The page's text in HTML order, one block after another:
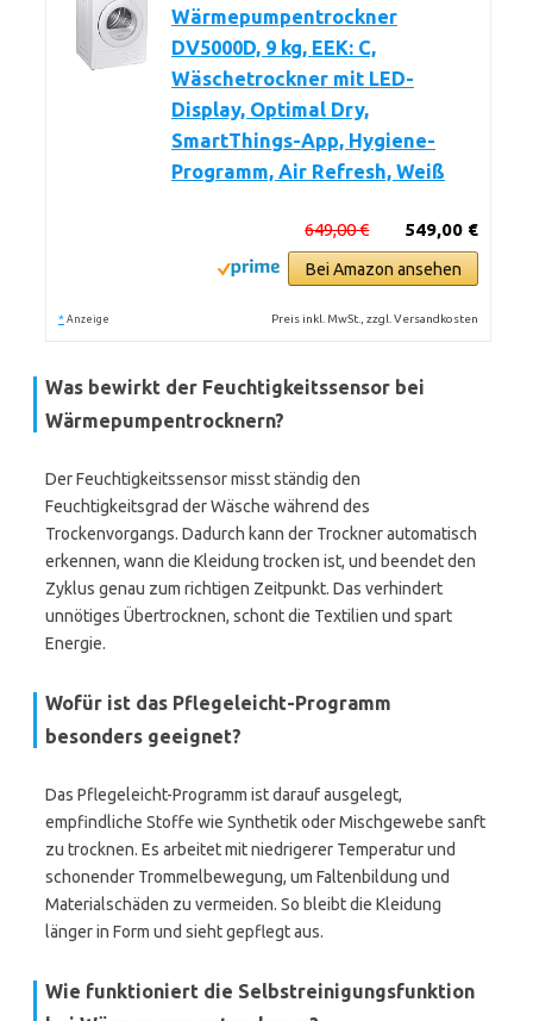
Wärmepumpentrockner
DV5000D, 9 kg, EEK: C,
Wäschetrockner mit LED-
Display, Optimal Dry,
SmartThings-App, Hygiene-
Programm, Air Refresh, Weiß
549,00 €
649,00 €
Bei Amazon ansehen
* Anzeige Preis inkl. MwSt., zzgl. Versandkosten
Was bewirkt der Feuchtigkeitssensor bei
Wärmepumpentrocknern?
Der Feuchtigkeitssensor misst ständig den
Feuchtigkeitsgrad der Wäsche während des
Trockenvorgangs. Dadurch kann der Trockner automatisch
erkennen, wann die Kleidung trocken ist, und beendet den
Zyklus genau zum richtigen Zeitpunkt. Das verhindert
unnötiges Übertrocknen, schont die Textilien und spart
Energie.
Wofür ist das Pflegeleicht-Programm
besonders geeignet?
Das Pflegeleicht-Programm ist darauf ausgelegt,
empfindliche Stoffe wie Synthetik oder Mischgewebe sanft
zu trocknen. Es arbeitet mit niedrigerer Temperatur und
schonender Trommelbewegung, um Faltenbildung und
Materialschäden zu vermeiden. So bleibt die Kleidung
länger in Form und sieht gepflegt aus.
Wie funktioniert die Selbstreinigungsfunktion